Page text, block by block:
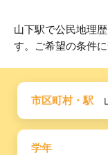
山下駅で公民地理
す。ご希望の条件
市区町村・駅
学年